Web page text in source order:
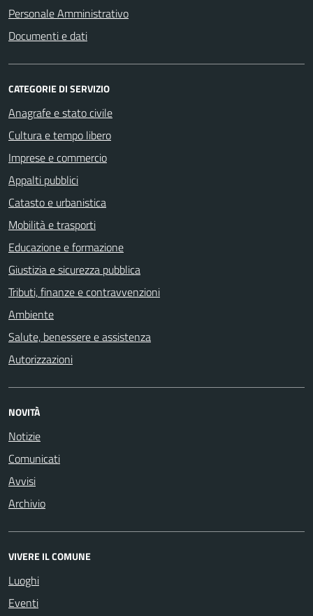
Personale Amministrativo
Documenti e dati
CATEGORIE DI SERVIZIO
Anagrafe e stato civile
Cultura e tempo libero
Imprese e commercio
Appalti pubblici
Catasto e urbanistica
Mobilità e trasporti
Educazione e formazione
Giustizia e sicurezza pubblica
Tributi, finanze e contravvenzioni
Ambiente
Salute, benessere e assistenza
Autorizzazioni
NOVITÀ
Notizie
Comunicati
Avvisi
Archivio
VIVERE IL COMUNE
Luoghi
Eventi